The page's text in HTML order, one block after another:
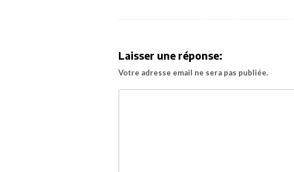
e
a
t
Laisser une réponse:
Votre adresse email ne sera pas publiée.